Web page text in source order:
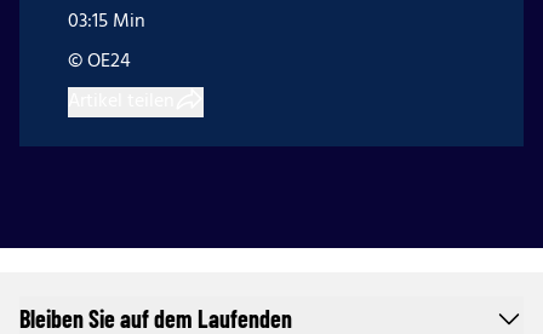
03:15 Min
© OE24
Bleiben Sie auf dem Laufenden